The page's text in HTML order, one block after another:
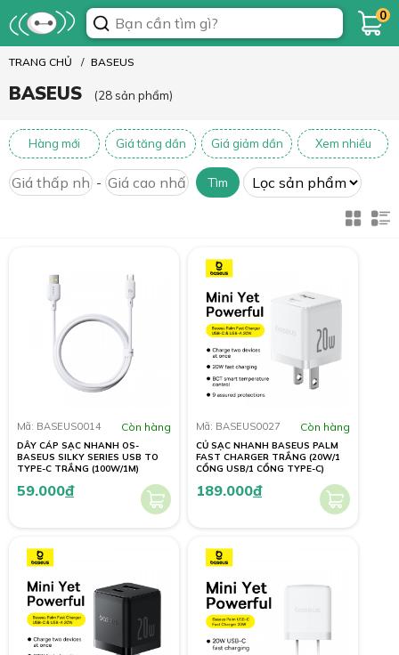
0
TRANG CHỦ BASEUS
BASEUS (28 sản phẩm)
Hàng mới Giá tăng dần Giá giảm dần Xem nhiều
- Tìm
Mã: BASEUS0014 Còn hàng
DÂY CÁP SẠC NHANH OS-
BASEUS SILKY SERIES USB TO
TYPE-C TRẮNG (100W/1M)
59.000đ
Mã: BASEUS0027 Còn hàng
CỦ SẠC NHANH BASEUS PALM
FAST CHARGER TRẮNG (20W/1
CỔNG USB/1 CỔNG TYPE-C)
189.000đ